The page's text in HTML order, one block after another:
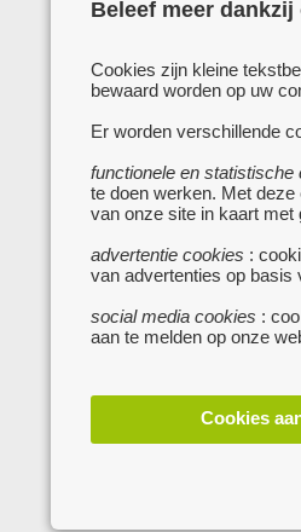
Beleef meer
Cookies zijn kleine
bewaard worden op uw
Er worden verschillende
functionele en statistische
te doen werken. Met
van onze site in kaart met
advertentie cookies :
van advertenties op basis
social media cookies :
aan te melden op onze
Cookies